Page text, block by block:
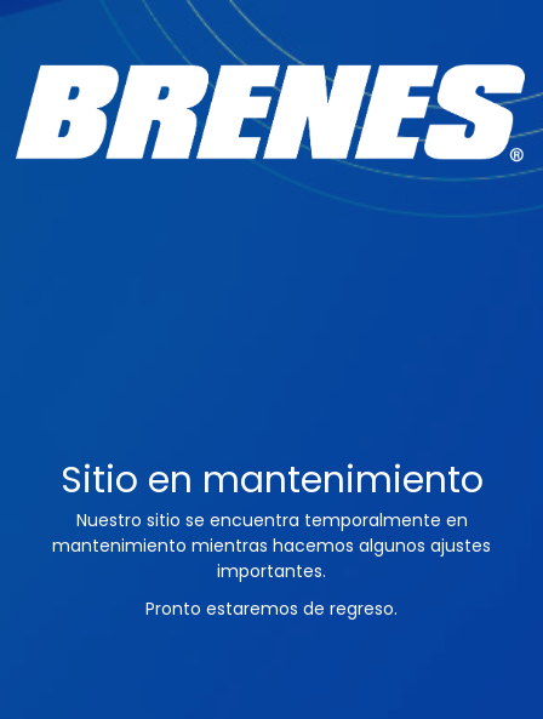
Sitio en mantenimiento
Nuestro sitio se encuentra temporalmente en
mantenimiento mientras hacemos algunos ajustes
importantes.
Pronto estaremos de regreso.